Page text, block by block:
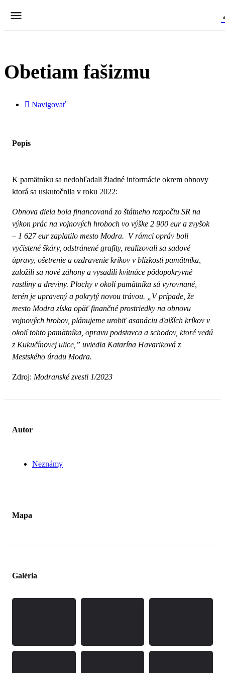
Obetiam fašizmu
Navigovať
Popis
K pamätníku sa nedohľadali žiadné informácie okrem obnovy
ktorá sa uskutočnila v roku 2022:
Obnova diela bola financovaná zo štátneho rozpočtu SR na
výkon prác na vojnových hroboch vo výške 2 900 eur a zvyšok
– 1 627 eur zaplatilo mesto Modra. V rámci opráv boli
vyčistené škáry, odstránené grafity, realizovali sa sadové
úpravy, ošetrenie a ozdravenie kríkov v blízkosti pamätníka,
založili sa nové záhony a vysadili kvitnúce pôdopokryvné
rastliny a dreviny. Plochy v okolí pamätníka sú vyrovnané,
terén je upravený a pokrytý novou trávou. „V prípade, že
mesto Modra získa opäť finančné prostriedky na obnovu
vojnových hrobov, plánujeme urobiť asanáciu ďalších kríkov v
okolí tohto pamätníka, opravu podstavca a schodov, ktoré vedú
z Kukučínovej ulice,” uviedla Katarína Havariková z
Mestského úradu Modra.
Zdroj: Modranské zvesti 1/2023
Autor
Neznámy
Mapa
Galéria